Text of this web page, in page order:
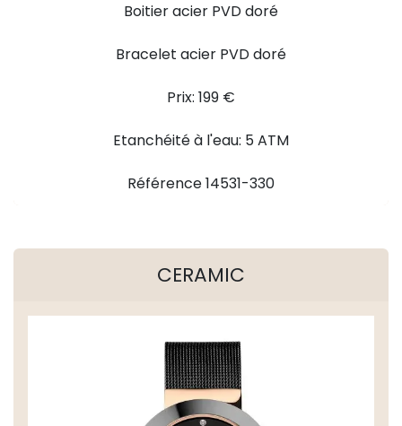
Boitier acier PVD doré
Bracelet acier PVD doré
Prix: 199 €
Etanchéité à l'eau: 5 ATM
Référence 14531-330
CERAMIC